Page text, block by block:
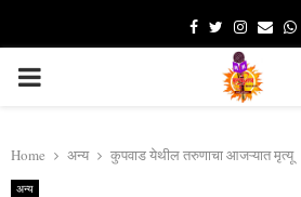
Facebook
TwitterInstagram
Email
PRIMARY
Home अन्य कुपवाड येथील तरुणाचा आजऱ्यात मृत्यू
अन्य